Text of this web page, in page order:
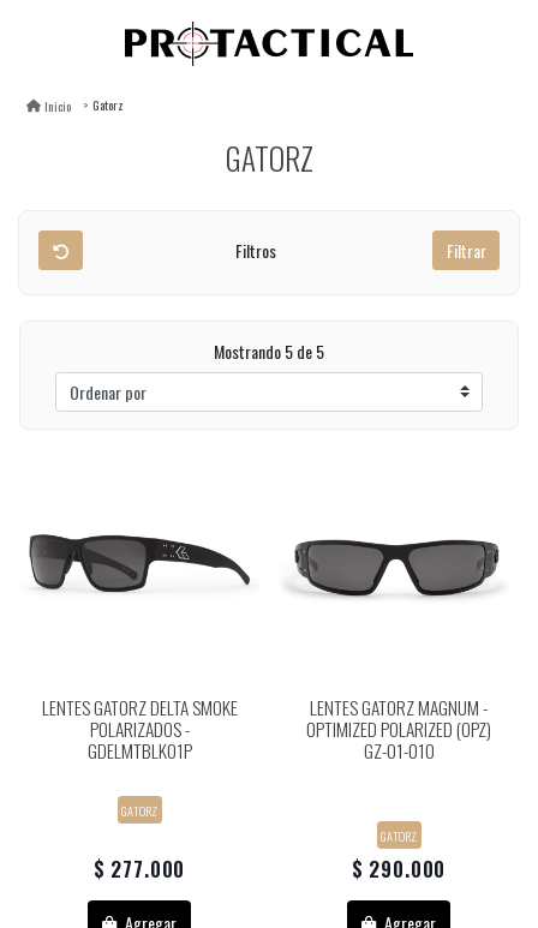
Inicio Gatorz
GATORZ
Filtros Filtrar
Mostrando 5 de 5
LENTES GATORZ DELTA SMOKE
POLARIZADOS -
GDELMTBLK01P
GATORZ
$ 277.000
Agregar
LENTES GATORZ MAGNUM -
OPTIMIZED POLARIZED (OPZ)
GZ-01-010
GATORZ
$ 290.000
Agregar